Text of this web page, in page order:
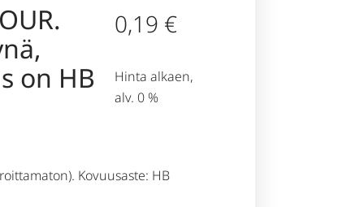
on HB
0,19 €
Hinta alkaen,
alv. 0 %
Kovuusaste: HB